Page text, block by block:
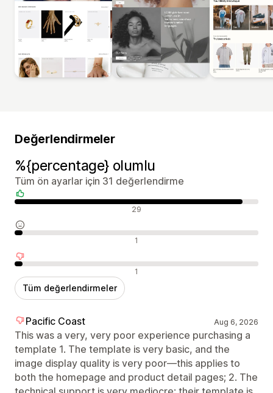
Değerlendirmeler
%{percentage} olumlu
Tüm ön ayarlar için 31 değerlendirme
Olumlu değerlendirmeler 29
Nötr değerlendirmeler 1
Olumsuz değerlendirmeler 1
Tüm değerlendirmeler
Pacific Coast Aug 6, 2026
This was a very, very poor experience purchasing a
template 1. The template is very basic, and the
image display quality is very poor—this applies to
both the homepage and product detail pages; 2. The